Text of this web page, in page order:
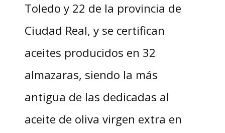
Toledo y 22 de la provincia de
Ciudad Real, y se certifican
aceites producidos en 32
almazaras, siendo la más
antigua de las dedicadas al
aceite de oliva virgen extra en